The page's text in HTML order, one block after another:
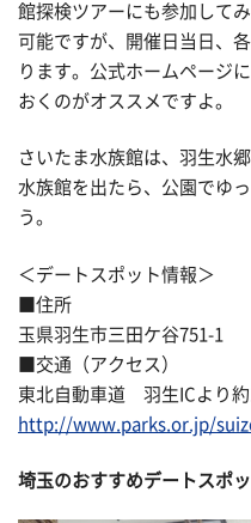
館探検ツアーにも参加して
可能ですが、開催日当日、
ります。公式ホームページ
おくのがオススメですよ。
さいたま水族館は、羽生水
水族館を出たら、公園でゆ
う。
＜デートスポット情報＞
■住所
玉県羽生市三田ケ谷751-1
■交通（アクセス）
東北自動車道 羽生ICより約
http://www.parks.or.jp/
埼玉のおすすめデートスポ